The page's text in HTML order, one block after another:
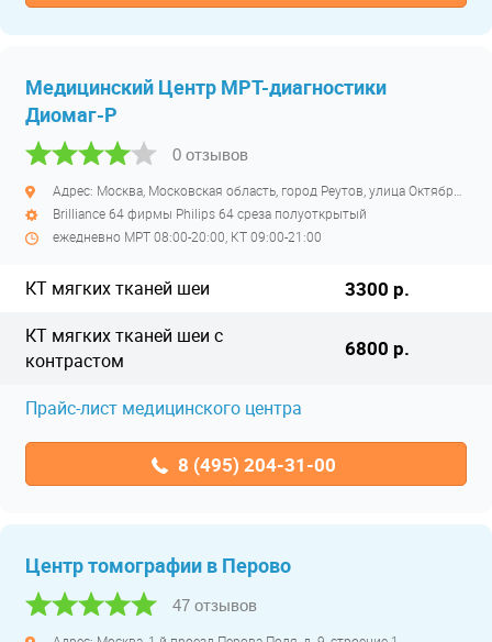
Медицинский Центр МРТ-диагностики
Диомаг-Р
0 отзывов
Brilliance 64 фирмы Philips 64 среза полуоткрытый
ежедневно МРТ 08:00-20:00, КТ 09:00-21:00
КТ мягких тканей шеи 3300 р.
КТ мягких тканей шеи с
контрастом
6800 р.
Прайс-лист медицинского центра
8 (495) 204-31-00
Центр томографии в Перово
47 отзывов